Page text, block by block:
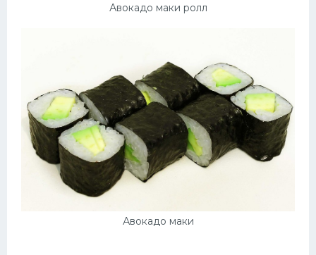
Авокадо маки ролл
Авокадо маки